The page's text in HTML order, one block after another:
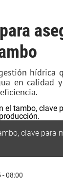
hídrica
en calidad
clave para
- 08:00